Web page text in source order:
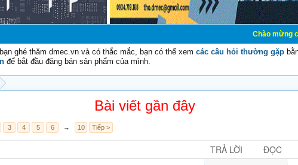
Chào mừng các bạn
ghé thăm dmec.vn và có thắc mắc, bạn có thể xem các câu hỏi thường gặp
để bắt đầu đăng bán sản phẩm của mình.
Bài viết gần đây
3 4 5 6 → 10 Tiếp >
TRẢ LỜI ĐỌC